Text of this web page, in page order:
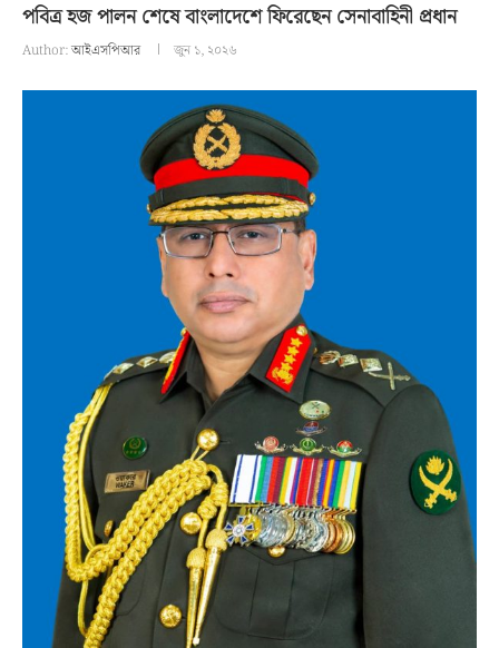
পবিত্র হজ পালন শেষে বাংলাদেশে ফিরেছেন সেনাবাহিনী প্রধান
Author:আইএসপিআর জুন ১, ২০২৬